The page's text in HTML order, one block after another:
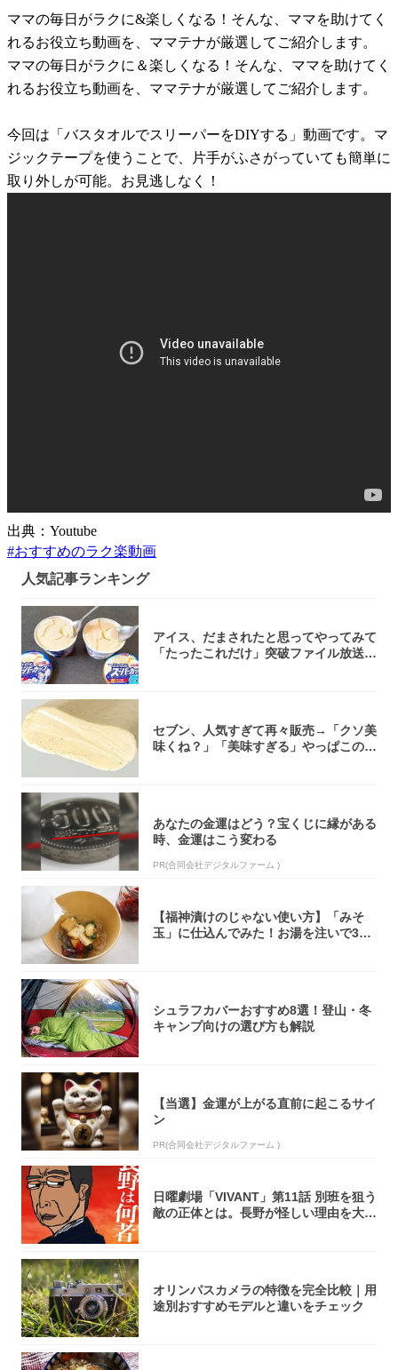
ママの毎日がラクに&楽しくなる！そんな、ママを助けてく
れるお役立ち動画を、ママテナが厳選してご紹介します。
ママの毎日がラクに＆楽しくなる！そんな、ママを助けてく
れるお役立ち動画を、ママテナが厳選してご紹介します。
今回は「バスタオルでスリーパーをDIYする」動画です。マ
ジックテープを使うことで、片手がふさがっていても簡単に
取り外しが可能。お見逃しなく！
出典：Youtube
#おすすめのラク楽動画
人気記事ランキング
アイス、だまされたと思ってやってみて
「たったこれだけ」突破ファイル放送で
セブン、人気すぎて再々販売→「クソ美
味くね？」「美味すぎる」やっぱこのク
あなたの金運はどう？宝くじに縁がある
時、金運はこう変わる
PR(合同会社デジタルファーム )
【福神漬けのじゃない使い方】「みそ
玉」に仕込んでみた！お湯を注いで30
シュラフカバーおすすめ8選！登山・冬
キャンプ向けの選び方も解説
【当選】金運が上がる直前に起こるサイ
ン
PR(合同会社デジタルファーム )
日曜劇場「VIVANT」第11話 別班を狙う
敵の正体とは。長野が怪しい理由を大
オリンパスカメラの特徴を完全比較｜用
途別おすすめモデルと違いをチェック